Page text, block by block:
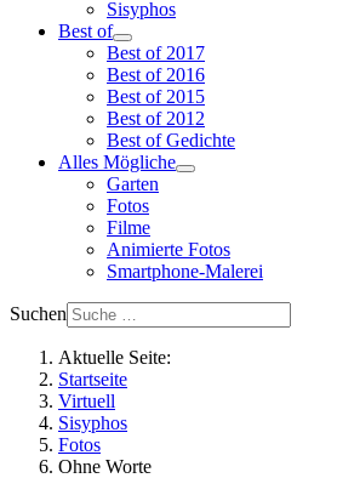
Sisyphos
Best of
Best of 2017
Best of 2016
Best of 2015
Best of 2012
Best of Gedichte
Alles Mögliche
Garten
Fotos
Filme
Animierte Fotos
Smartphone-Malerei
Suchen
Aktuelle Seite:
Startseite
Virtuell
Sisyphos
Fotos
Ohne Worte